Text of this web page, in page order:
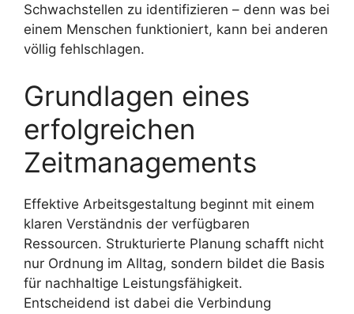
Schwachstellen zu identifizieren – denn was bei
einem Menschen funktioniert, kann bei anderen
völlig fehlschlagen.
Grundlagen eines
erfolgreichen
Zeitmanagements
Effektive Arbeitsgestaltung beginnt mit einem
klaren Verständnis der verfügbaren
Ressourcen. Strukturierte Planung schafft nicht
nur Ordnung im Alltag, sondern bildet die Basis
für nachhaltige Leistungsfähigkeit.
Entscheidend ist dabei die Verbindung